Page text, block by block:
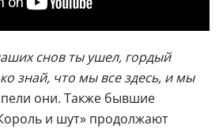
снов ты ушел, гордый
знай, что мы все здесь, и мы
они. Также бывшие
и шут» продолжают